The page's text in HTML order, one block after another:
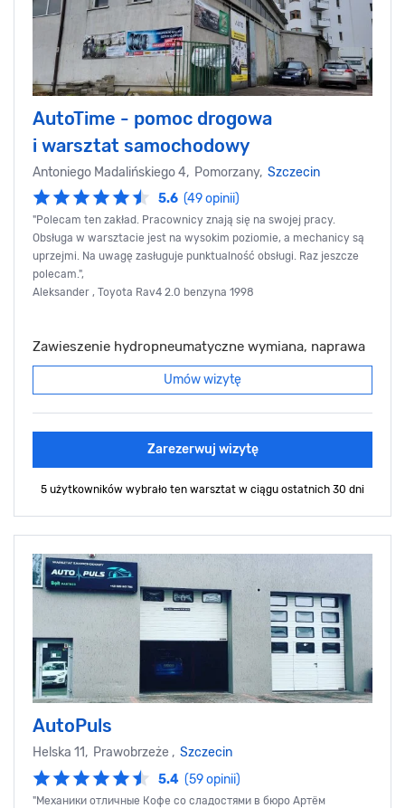
AutoTime - pomoc drogowa
i warsztat samochodowy
Antoniego Madalińskiego 4, Pomorzany, Szczecin
5.6 (49 opinii)
"Polecam ten zakład. Pracownicy znają się na swojej pracy.
Obsługa w warsztacie jest na wysokim poziomie, a mechanicy są
uprzejmi. Na uwagę zasługuje punktualność obsługi. Raz jeszcze
polecam.",
Aleksander , Toyota Rav4 2.0 benzyna 1998
Zawieszenie hydropneumatyczne wymiana, naprawa
Umów wizytę
Zarezerwuj wizytę
5 użytkowników wybrało ten warsztat w ciągu ostatnich 30 dni
AutoPuls
Helska 11, Prawobrzeże , Szczecin
5.4 (59 opinii)
"Механики отличные Кофе со сладостями в бюро Артём